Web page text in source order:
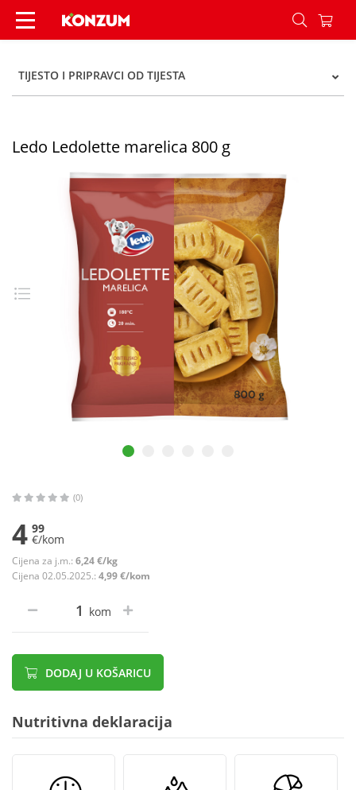
Ledo Ledolette marelica 800 g - Konzum
TIJESTO I PRIPRAVCI OD TIJESTA
Ledo Ledolette marelica 800 g
(0)
4 99
€/kom
Cijena za j.m.: 6,24 €/kg
Cijena 02.05.2025.: 4,99 €/kom
kom
DODAJ U KOŠARICU
Nutritivna deklaracija